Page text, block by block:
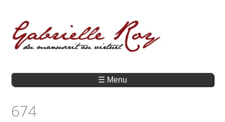
☰ Menu
674